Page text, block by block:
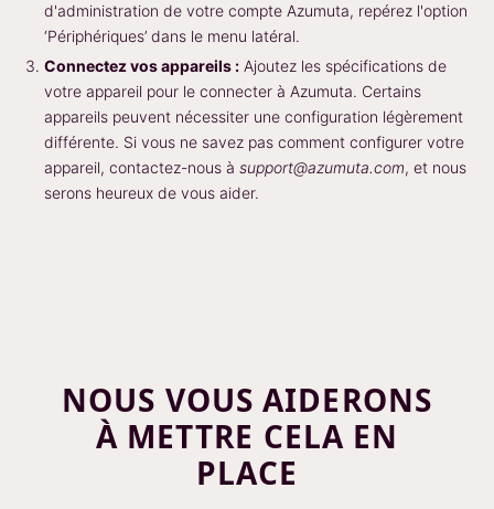
d'administration de votre compte Azumuta, repérez l'option
‘Périphériques’ dans le menu latéral.
Connectez vos appareils : Ajoutez les spécifications de
votre appareil pour le connecter à Azumuta. Certains
appareils peuvent nécessiter une configuration légèrement
différente. Si vous ne savez pas comment configurer votre
appareil, contactez-nous à support@azumuta.com, et nous
serons heureux de vous aider.
NOUS VOUS AIDERONS
À METTRE CELA EN
PLACE